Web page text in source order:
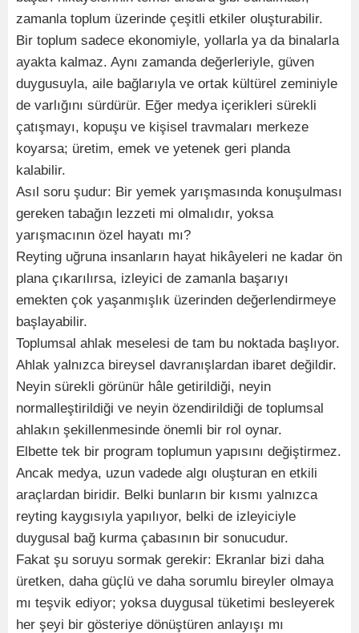
zamanla toplum üzerinde çeşitli etkiler oluşturabilir.
Bir toplum sadece ekonomiyle, yollarla ya da binalarla
ayakta kalmaz. Aynı zamanda değerleriyle, güven
duygusuyla, aile bağlarıyla ve ortak kültürel zeminiyle
de varlığını sürdürür. Eğer medya içerikleri sürekli
çatışmayı, kopuşu ve kişisel travmaları merkeze
koyarsa; üretim, emek ve yetenek geri planda
kalabilir.
Asıl soru şudur: Bir yemek yarışmasında konuşulması
gereken tabağın lezzeti mi olmalıdır, yoksa
yarışmacının özel hayatı mı?
Reyting uğruna insanların hayat hikâyeleri ne kadar ön
plana çıkarılırsa, izleyici de zamanla başarıyı
emekten çok yaşanmışlık üzerinden değerlendirmeye
başlayabilir.
Toplumsal ahlak meselesi de tam bu noktada başlıyor.
Ahlak yalnızca bireysel davranışlardan ibaret değildir.
Neyin sürekli görünür hâle getirildiği, neyin
normalleştirildiği ve neyin özendirildiği de toplumsal
ahlakın şekillenmesinde önemli bir rol oynar.
Elbette tek bir program toplumun yapısını değiştirmez.
Ancak medya, uzun vadede algı oluşturan en etkili
araçlardan biridir. Belki bunların bir kısmı yalnızca
reyting kaygısıyla yapılıyor, belki de izleyiciyle
duygusal bağ kurma çabasının bir sonucudur.
Fakat şu soruyu sormak gerekir: Ekranlar bizi daha
üretken, daha güçlü ve daha sorumlu bireyler olmaya
mı teşvik ediyor; yoksa duygusal tüketimi besleyerek
her şeyi bir gösteriye dönüştüren anlayışı mı